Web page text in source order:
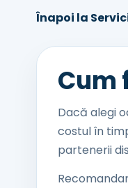
Înapoi la
Cum
Dacă alegi
costul în
partenerii